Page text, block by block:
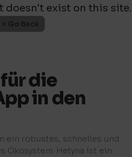
doesn't exist on this site.
< Go Back
die
in den
ein robustes, schnelles und
Ökosystem. Hetyna ist ein